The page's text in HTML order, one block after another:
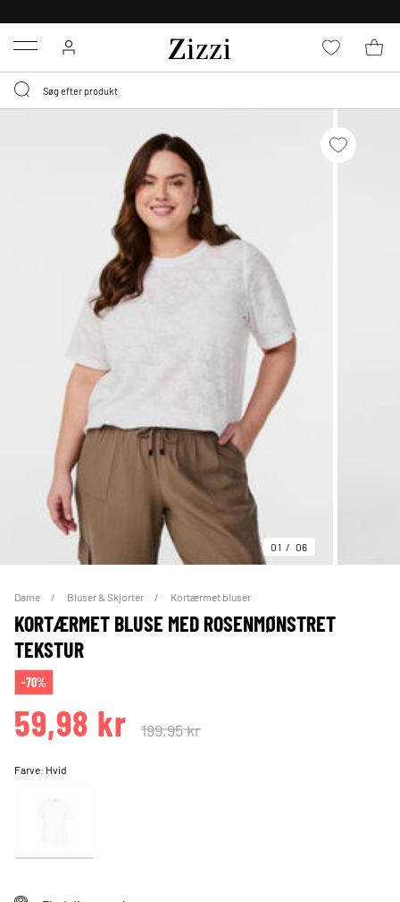
Menu
01 06
Dame Bluser & Skjorter Kortærmet bluser
KORTÆRMET BLUSE MED ROSENMØNSTRET
TEKSTUR
-70%
59,98 kr 199,95 kr
Farve: Hvid